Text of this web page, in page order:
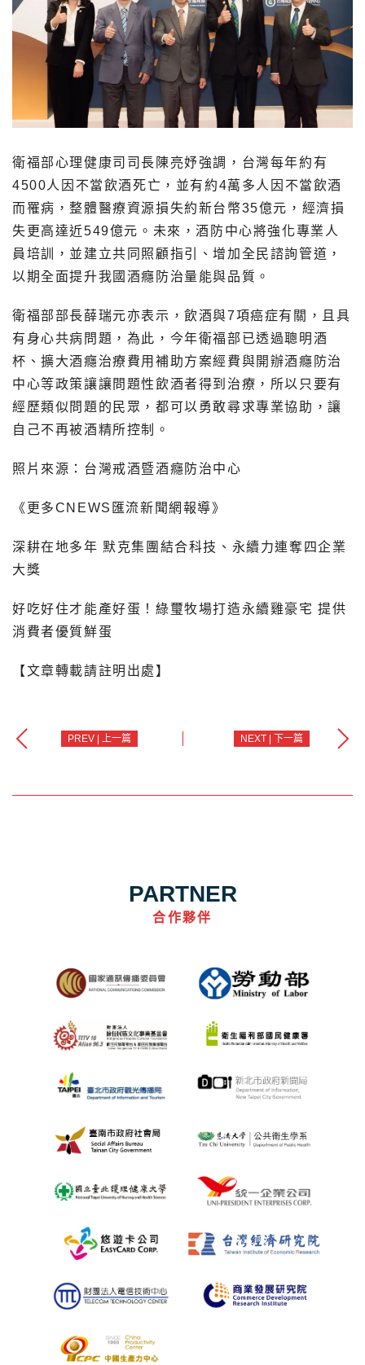
衛福部心理健康司司長陳亮妤強調，台灣每年約有
4500人因不當飲酒死亡，並有約4萬多人因不當飲酒
而罹病，整體醫療資源損失約新台幣35億元，經濟損
失更高達近549億元。未來，酒防中心將強化專業人
員培訓，並建立共同照顧指引、增加全民諮詢管道，
以期全面提升我國酒癮防治量能與品質。
衛福部部長薛瑞元亦表示，飲酒與7項癌症有關，且具
有身心共病問題，為此，今年衛福部已透過聰明酒
杯、擴大酒癮治療費用補助方案經費與開辦酒癮防治
中心等政策讓讓問題性飲酒者得到治療，所以只要有
經歷類似問題的民眾，都可以勇敢尋求專業協助，讓
自己不再被酒精所控制。
照片來源：台灣戒酒暨酒癮防治中心
《更多CNEWS匯流新聞網報導》
深耕在地多年 默克集團結合科技、永續力連奪四企業
大獎
好吃好住才能產好蛋！綠璽牧場打造永續雞豪宅 提供
消費者優質鮮蛋
【文章轉載請註明出處】
PREV | 上一篇 NEXT | 下一篇
PARTNER
合作夥伴